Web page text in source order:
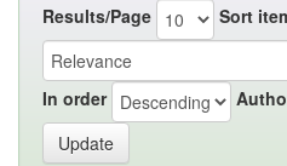
Results/Page Sort
In order